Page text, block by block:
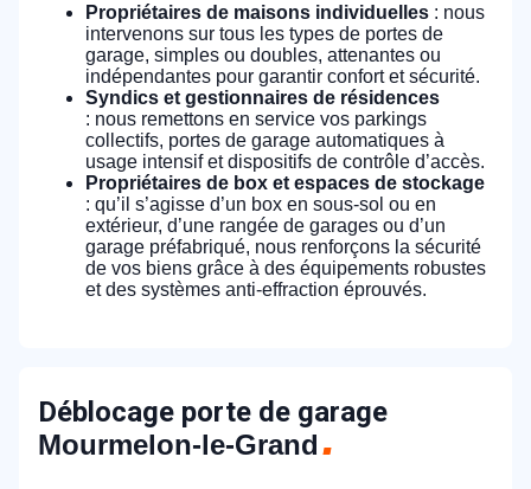
Propriétaires de maisons individuelles : nous
intervenons sur tous les types de portes de
garage, simples ou doubles, attenantes ou
indépendantes pour garantir confort et sécurité.
Syndics et gestionnaires de résidences
: nous remettons en service vos parkings
collectifs, portes de garage automatiques à
usage intensif et dispositifs de contrôle d’accès.
Propriétaires de box et espaces de stockage
: qu’il s’agisse d’un box en sous-sol ou en
extérieur, d’une rangée de garages ou d’un
garage préfabriqué, nous renforçons la sécurité
de vos biens grâce à des équipements robustes
et des systèmes anti-effraction éprouvés.
Déblocage porte de garage
Mourmelon-le-Grand